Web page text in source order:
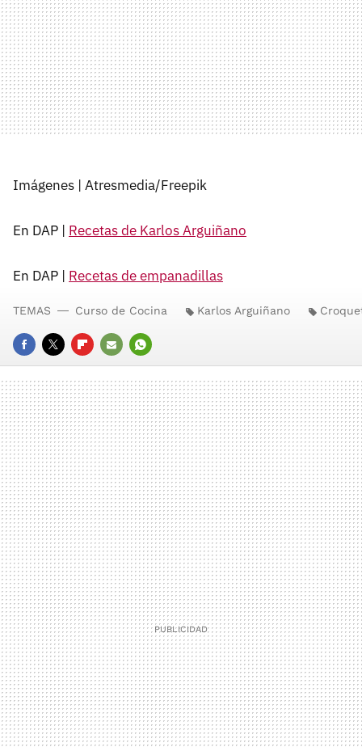
Imágenes | Atresmedia/Freepik
En DAP | Recetas de Karlos Arguiñano
En DAP | Recetas de empanadillas
FACEBOOK
TWITTERFLIPBOARD
E-
MAIL
WHATSAPP
TEMAS Curso de Cocina Karlos Arguiñano